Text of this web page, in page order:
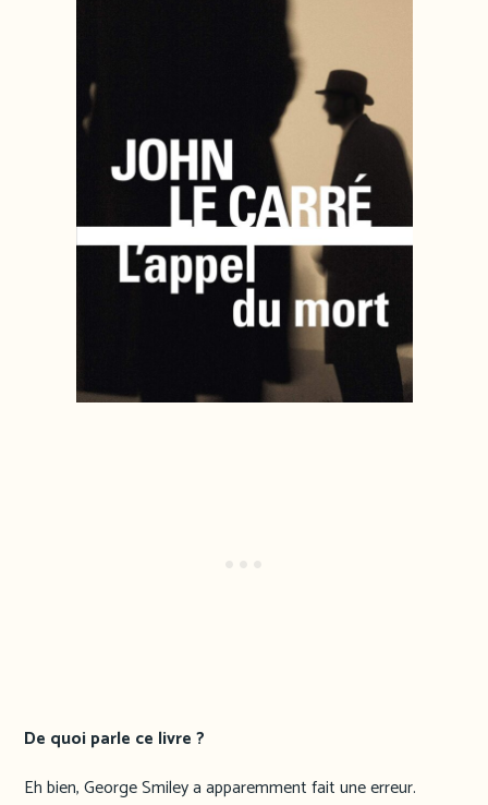
De quoi parle ce livre ?
Eh bien, George Smiley a apparemment fait une erreur.